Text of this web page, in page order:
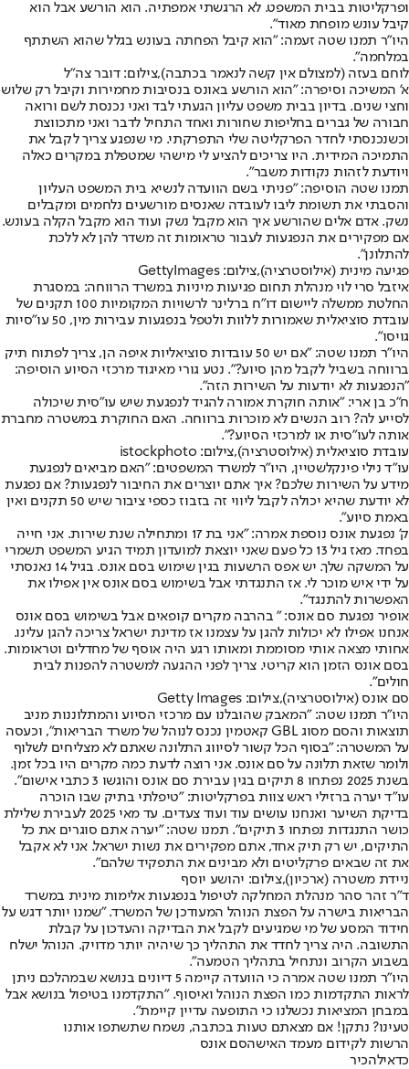
ופרקליטות בבית המשפט. לא הרגשתי אמפתיה. הוא הורשע אבל הוא
קיבל עונש מופחת מאוד".
היו"ר תמנו שטה זעמה: "הוא קיבל הפחתה בעונש בגלל שהוא השתתף
במלחמה".
לוחם בעזה (למצולם אין קשה לנאמר בכתבה),צילום: דובר צה"ל
א' המשיכה וסיפרה: "הוא הורשע באונס בנסיבות מחמירות וקיבל רק שלוש
וחצי שנים. בדיון בבית משפט עליון הגעתי לבד ואני נכנסת לשם ורואה
חבורה של גברים בחליפות שחורות ואחד התחיל לדבר ואני מתכווצת
וכשנכנסתי לחדר הפרקליטה שלי התפרקתי. מי שנפגע צריך לקבל את
התמיכה המידית. היו צריכים להציע לי מישהי שמטפלת במקרים כאלה
ויודעת לזהות נקודות משבר".
תמנו שטה הוסיפה: "פניתי בשם הוועדה לנשיא בית המשפט העליון
והסבתי את תשומת ליבו לעובדה שאנסים מורשעים נלחמים ומקבלים
נשק. אדם אלים שהורשע איך הוא מקבל נשק ועוד הוא מקבל הקלה בעונש.
אם מפקירים את הנפגעות לעבור טראומות זה משדר להן לא ללכת
להתלונן".
פגיעה מינית (אילוסטרציה),צילום: GettyImages
איזבל סרי לוי מנהלת תחום פגיעות מיניות במשרד הרווחה: במסגרת
החלטת ממשלה ליישום דו"ח ברלינר לרשויות המקומיות 100 תקנים של
עובדת סוציאלית שאמורות ללוות ולטפל בנפגעות עבירות מין, 50 עו"סיות
גויסו".
היו"ר תמנו שטה: "אם יש 50 עובדות סוציאליות איפה הן, צריך לפתוח תיק
ברווחה בשביל לקבל מהן סיוע?". נטע גורי מאיגוד מרכזי הסיוע הוסיפה:
"הנפגעות לא יודעות על השירות הזה".
ח"כ בן ארי: "אותה חוקרת אמורה להגיד לנפגעת שיש עו"סית שיכולה
לסייע לה? רוב הנשים לא מוכרות ברווחה. האם החוקרת במשטרה מחברת
אותה לעו"סית או למרכזי הסיוע?".
עובדת סוציאלית (אילוסטרציה),צילום: istockphoto
עו"ד נילי פינקלשטיין, היו"ר למשרד המשפטים: "האם מביאים לנפגעת
מידע על השירות שלכם? איך אתם יוצרים את החיבור לנפגעות? אם נפגעת
לא יודעת שהיא יכולה לקבל ליווי זה בזבוז כספי ציבור שיש 50 תקנים ואין
באמת סיוע".
ק' נפגעת אונס נוספת אמרה: "אני בת 17 ומתחילה שנת שירות. אני חייה
בפחד. מאז גיל 13 כל פעם שאני יוצאת למועדון תמיד הגיע המשפט תשמרי
על המשקה שלך. יש אפס הרשעות בגין שימוש בסם אונס. בגיל 14 נאנסתי
על ידי איש מוכר לי. אז התנגדתי אבל בשימוש בסם אונס אין אפילו את
האפשרות להתנגד".
אופיר נפגעת סם אונס: " בהרבה מקרים קופאים אבל בשימוש בסם אונס
אנחנו אפילו לא יכולות להגן על עצמנו אז מדינת ישראל צריכה להגן עלינו.
אחותי מצאה אותי מסוממת ומאותו רגע היה אוסף של מחדלים וטראומות.
בסם אונס הזמן הוא קריטי. צריך לפני ההגעה למשטרה להפנות לבית
חולים".
סם אונס (אילוסטרציה),צילום: Getty Images
היו"ר תמנו שטה: "המאבק שהובלנו עם מרכזי הסיוע והמתלוננות מניב
תוצאות והסם מסוג GBL קאטמין נכנס לנוהל של משרד הבריאות", וכעסה
על המשטרה: "בסוף הכל קשור לסיווג התלונה שאתם לא מצליחים לשלוף
ולומר שזאת תלונה על סם אונס. אני רוצה לדעת כמה מקרים היו בכל זמן.
בשנת 2025 נפתחו 8 תיקים בגין עבירת סם אונס והוגשו 3 כתבי אישום".
עו"ד יערה ברזילי ראש צוות בפרקליטות: "טיפלתי בתיק שבו הוכרה
בדיקת השיער ואנחנו עושים עוד ועוד צעדים. עד מאי 2025 לעבירת שלילת
כושר התנגדות נפתחו 3 תיקים". תמנו שטה: "יערה אתם סוגרים את כל
התיקים, יש רק תיק אחד, אתם מפקירים את נשות ישראל. אני לא אקבל
את זה שבאים פרקליטים ולא מבינים את התפקיד שלהם".
ניידת משטרה (ארכיון),צילום: יהושע יוסף
ד"ר זהר סהר מנהלת המחלקה לטיפול בנפגעות אלימות מינית במשרד
הבריאות בישרה על הפצת הנוהל המעודכן של המשרד. "שמנו יותר דגש על
חידוד המסע של מי שמגיעים לקבל את הבדיקה והעדכון על קבלת
התשובה. היה צריך לחדד את התהליך כך שיהיה יותר מדויק. הנוהל ישלח
בשבוע הקרוב ונתחיל בתהליך הטמעה".
היו"ר תמנו שטה אמרה כי הוועדה קיימה 5 דיונים בנושא שבמהלכם ניתן
לראות התקדמות כמו הפצת הנוהל ואיסוף. "התקדמנו בטיפול בנושא אבל
במבחן המציאות נכשלנו כי התופעה עדיין קיימת".
טעינו? נתקן! אם מצאתם טעות בכתבה, נשמח שתשתפו אותנו
הרשות לקידום מעמד האישהסם אונס
כדאילהכיר